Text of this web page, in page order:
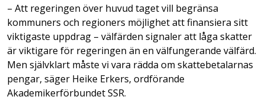
– Att regeringen över huvud taget vill begränsa
kommuners och regioners möjlighet att finansiera sitt
viktigaste uppdrag – välfärden signaler att låga skatter
är viktigare för regeringen än en välfungerande välfärd.
Men självklart måste vi vara rädda om skattebetalarnas
pengar, säger Heike Erkers, ordförande
Akademikerförbundet SSR.